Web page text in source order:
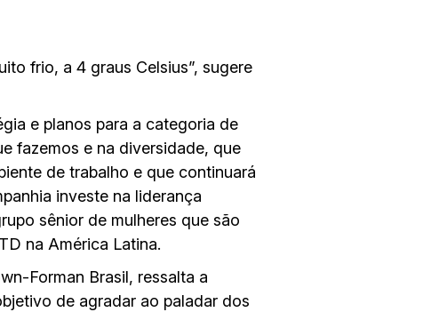
frio, a 4 graus Celsius”, sugere
e planos para a categoria de
fazemos e na diversidade, que
de trabalho e que continuará
investe na liderança
sênior de mulheres que são
na América Latina.
Forman Brasil, ressalta a
de agradar ao paladar dos